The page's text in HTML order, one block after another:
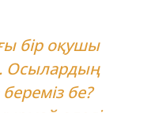
бір оқушы
Осылардың
бе?